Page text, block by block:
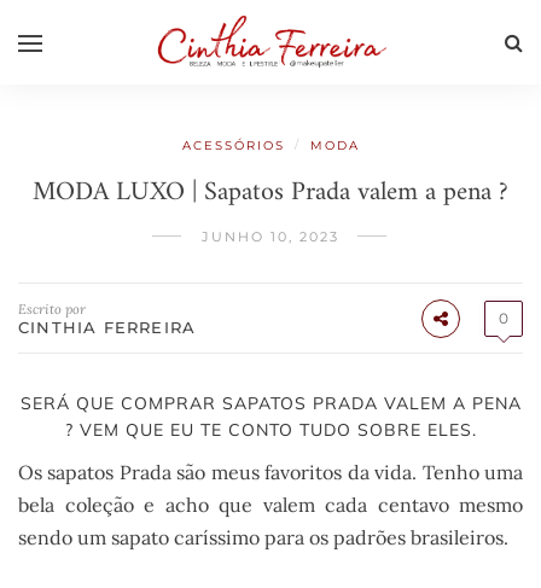
ACESSÓRIOS / MODA
MODA LUXO | Sapatos Prada valem a pena ?
JUNHO 10, 2023
Escrito por
CINTHIA FERREIRA 0
SERÁ QUE COMPRAR SAPATOS PRADA VALEM A PENA
? VEM QUE EU TE CONTO TUDO SOBRE ELES.
Os sapatos Prada são meus favoritos da vida. Tenho uma
bela coleção e acho que valem cada centavo mesmo
sendo um sapato caríssimo para os padrões brasileiros.